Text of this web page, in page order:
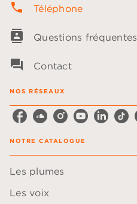
phone Téléphone
contacts Questions fréquentes
question_answer Contact
NOS RÉSEAUX
NOTRE CATALOGUE
Les plumes
Les voix